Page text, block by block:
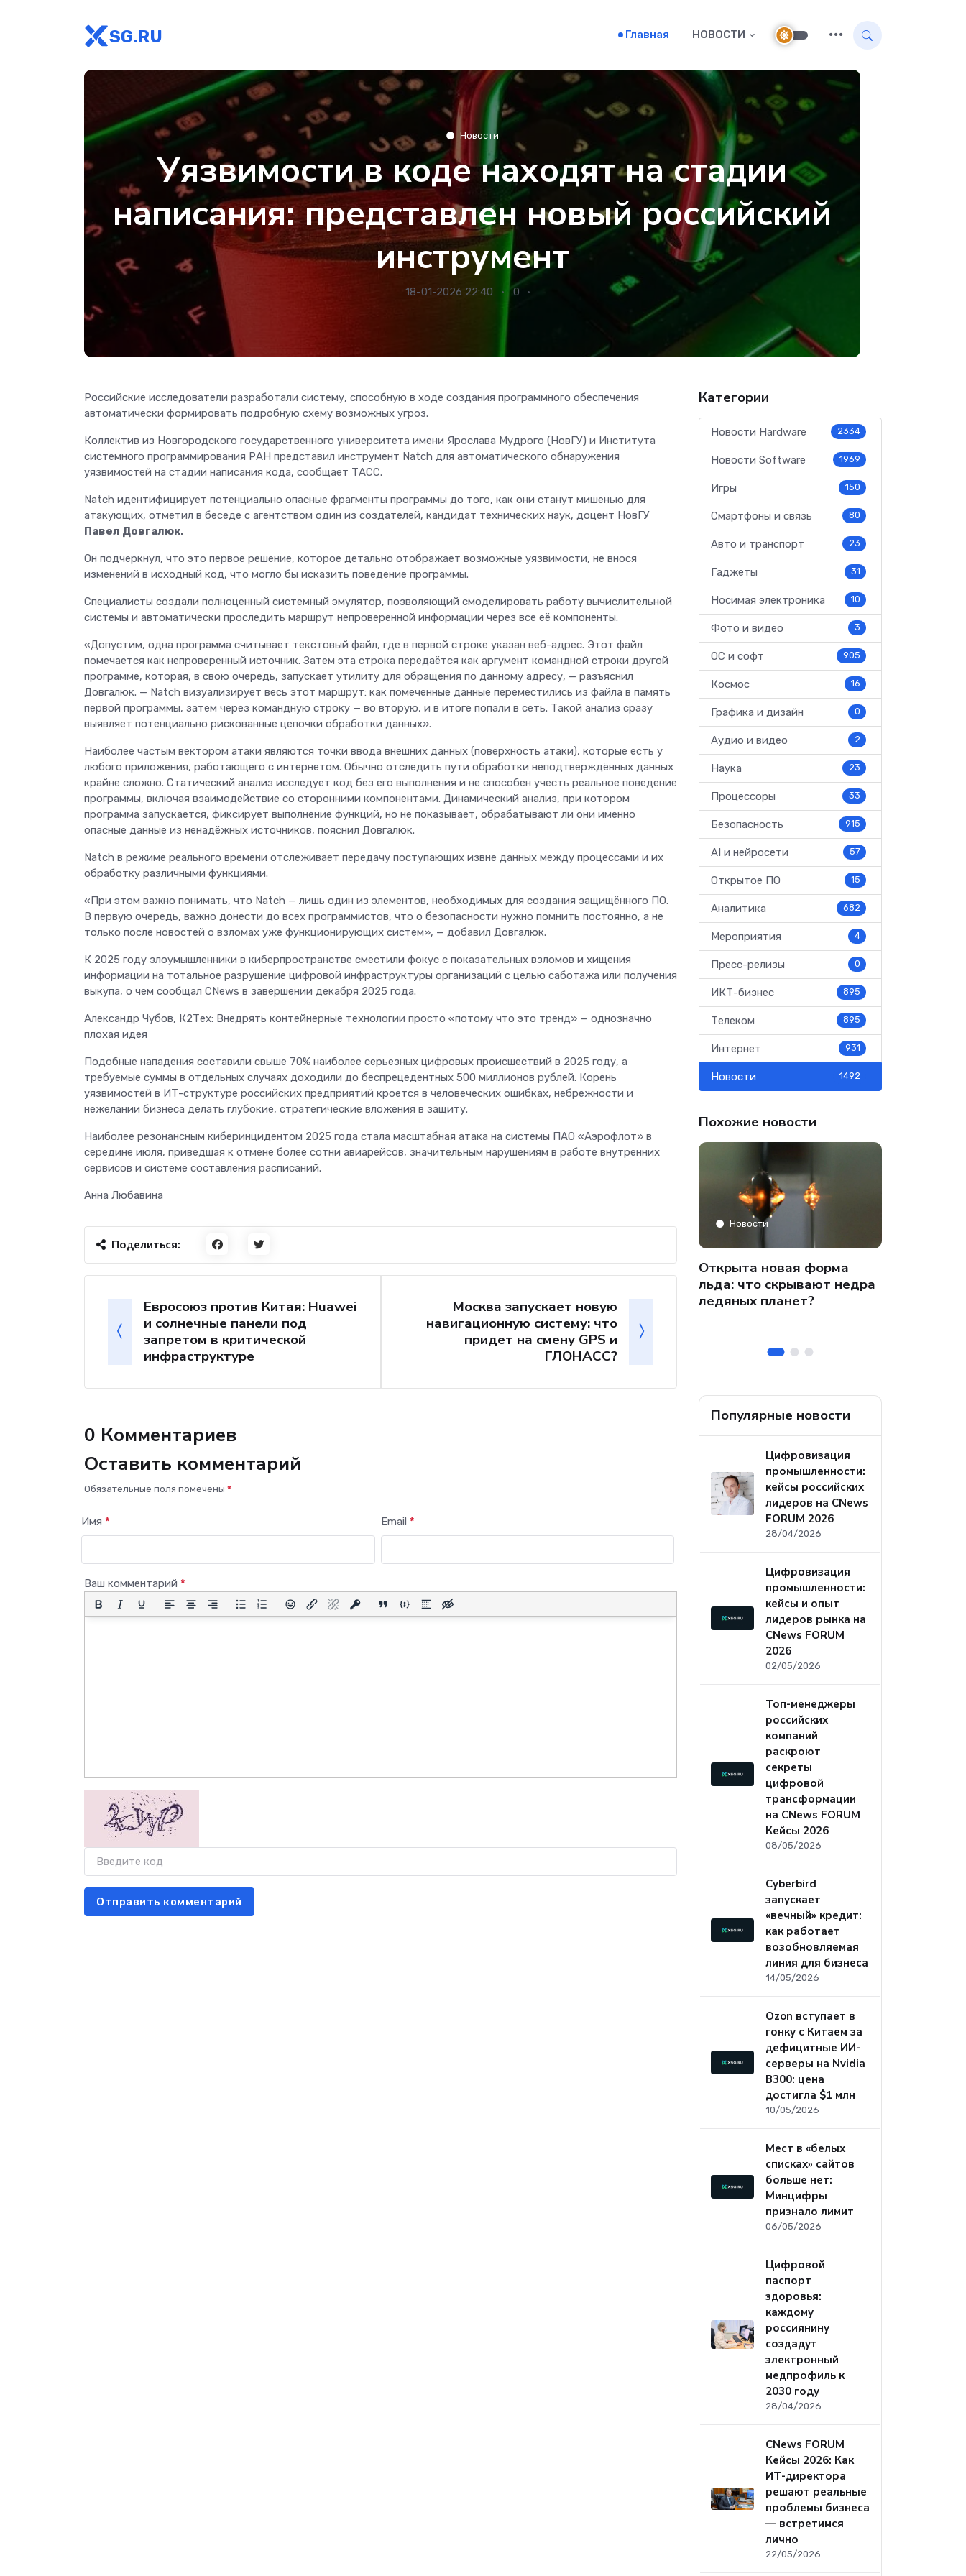
SG.RU Главная НОВОСТИ
Новости
Уязвимости в коде находят на стадии
написания: представлен новый российский
инструмент
18-01-2026 22:40 0
Российские исследователи разработали систему, способную в ходе создания программного обеспечения
автоматически формировать подробную схему возможных угроз.
Коллектив из Новгородского государственного университета имени Ярослава Мудрого (НовГУ) и Института
системного программирования РАН представил инструмент Natch для автоматического обнаружения
уязвимостей на стадии написания кода, сообщает ТАСС.
Natch идентифицирует потенциально опасные фрагменты программы до того, как они станут мишенью для
атакующих, отметил в беседе с агентством один из создателей, кандидат технических наук, доцент НовГУ
Павел Довгалюк.
Он подчеркнул, что это первое решение, которое детально отображает возможные уязвимости, не внося
изменений в исходный код, что могло бы исказить поведение программы.
Специалисты создали полноценный системный эмулятор, позволяющий смоделировать работу вычислительной
системы и автоматически проследить маршрут непроверенной информации через все её компоненты.
«Допустим, одна программа считывает текстовый файл, где в первой строке указан веб-адрес. Этот файл
помечается как непроверенный источник. Затем эта строка передаётся как аргумент командной строки другой
программе, которая, в свою очередь, запускает утилиту для обращения по данному адресу, — разъяснил
Довгалюк. — Natch визуализирует весь этот маршрут: как помеченные данные переместились из файла в память
первой программы, затем через командную строку — во вторую, и в итоге попали в сеть. Такой анализ сразу
выявляет потенциально рискованные цепочки обработки данных».
Наиболее частым вектором атаки являются точки ввода внешних данных (поверхность атаки), которые есть у
любого приложения, работающего с интернетом. Обычно отследить пути обработки неподтверждённых данных
крайне сложно. Статический анализ исследует код без его выполнения и не способен учесть реальное поведение
программы, включая взаимодействие со сторонними компонентами. Динамический анализ, при котором
программа запускается, фиксирует выполнение функций, но не показывает, обрабатывают ли они именно
опасные данные из ненадёжных источников, пояснил Довгалюк.
Natch в режиме реального времени отслеживает передачу поступающих извне данных между процессами и их
обработку различными функциями.
«При этом важно понимать, что Natch — лишь один из элементов, необходимых для создания защищённого ПО.
В первую очередь, важно донести до всех программистов, что о безопасности нужно помнить постоянно, а не
только после новостей о взломах уже функционирующих систем», — добавил Довгалюк.
К 2025 году злоумышленники в киберпространстве сместили фокус с показательных взломов и хищения
информации на тотальное разрушение цифровой инфраструктуры организаций с целью саботажа или получения
выкупа, о чем сообщал CNews в завершении декабря 2025 года.
Александр Чубов, К2Тех: Внедрять контейнерные технологии просто «потому что это тренд» — однозначно
плохая идея
Подобные нападения составили свыше 70% наиболее серьезных цифровых происшествий в 2025 году, а
требуемые суммы в отдельных случаях доходили до беспрецедентных 500 миллионов рублей. Корень
уязвимостей в ИТ-структуре российских предприятий кроется в человеческих ошибках, небрежности и
нежелании бизнеса делать глубокие, стратегические вложения в защиту.
Наиболее резонансным киберинцидентом 2025 года стала масштабная атака на системы ПАО «Аэрофлот» в
середине июля, приведшая к отмене более сотни авиарейсов, значительным нарушениям в работе внутренних
сервисов и системе составления расписаний.
Анна Любавина
Поделиться:
Евросоюз против Китая: Huawei
и солнечные панели под
запретом в критической
инфраструктуре
Москва запускает новую
навигационную систему: что
придет на смену GPS и
ГЛОНАСС?
0 Комментариев
Оставить комментарий
Обязательные поля помечены *
Имя * Email *
Ваш комментарий *
Отправить комментарий
Категории
Новости Hardware 2334
Новости Software 1969
Игры 150
Смартфоны и связь 80
Авто и транспорт 23
Гаджеты 31
Носимая электроника 10
Фото и видео 3
ОС и софт 905
Космос 16
Графика и дизайн 0
Аудио и видео 2
Наука 23
Процессоры 33
Безопасность 915
AI и нейросети 57
Открытое ПО 15
Аналитика 682
Мероприятия 4
Пресс-релизы 0
ИКТ-бизнес 895
Телеком 895
Интернет 931
Новости 1492
Похожие новости
Больше не «ловите» только
на вокзалах: «МегаФон»
всем пути от Минеральных
Вод до Кисловодска
Новости
Открыта новая форма
льда: что скрывают недра
ледяных планет?
Популярные новости
Цифровизация
промышленности:
кейсы российских
лидеров на CNews
FORUM 2026
28/04/2026
Цифровизация
промышленности:
кейсы и опыт
лидеров рынка на
CNews FORUM
2026
02/05/2026
Топ-менеджеры
российских
компаний
раскроют
секреты
цифровой
трансформации
на CNews FORUM
Кейсы 2026
08/05/2026
Cyberbird
запускает
«вечный» кредит:
как работает
возобновляемая
линия для бизнеса
14/05/2026
Ozon вступает в
гонку с Китаем за
дефицитные ИИ-
серверы на Nvidia
B300: цена
достигла $1 млн
10/05/2026
Мест в «белых
списках» сайтов
больше нет:
Минцифры
признало лимит
06/05/2026
Цифровой
паспорт
здоровья:
каждому
россиянину
создадут
электронный
медпрофиль к
2030 году
28/04/2026
CNews FORUM
Кейсы 2026: Как
ИТ-директора
решают реальные
проблемы бизнеса
— встретимся
лично
22/05/2026